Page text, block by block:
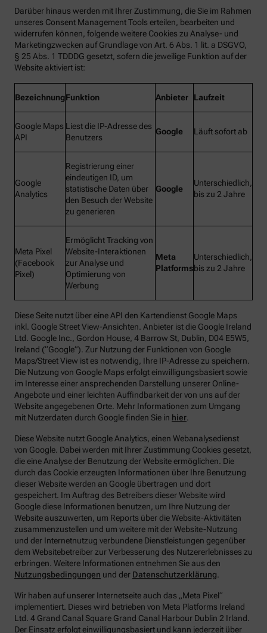
Darüber hinaus werden mit Ihrer Zustimmung, die Sie im Rahmen
unseres Consent Management Tools erteilen, bearbeiten und
widerrufen können, folgende weitere Cookies zu Analyse- und
Marketingzwecken auf Grundlage von Art. 6 Abs. 1 lit. a DSGVO,
§ 25 Abs. 1 TDDDG gesetzt, sofern die jeweilige Funktion auf der
Website aktiviert ist:
BezeichnungFunktion Anbieter Laufzeit
Google Maps
API
Liest die IP-Adresse des
Benutzers
Google Läuft sofort ab
Google
Analytics
Registrierung einer
eindeutigen ID, um
statistische Daten über
den Besuch der Website
zu generieren
Google
Unterschiedlich,
bis zu 2 Jahre
Meta Pixel
(Facebook
Pixel)
Ermöglicht Tracking von
Website-Interaktionen
zur Analyse und
Optimierung von
Werbung
Meta
Platforms
Unterschiedlich,
bis zu 2 Jahre
Diese Seite nutzt über eine API den Kartendienst Google Maps
inkl. Google Street View-Ansichten. Anbieter ist die Google Ireland
Ltd. Google Inc., Gordon House, 4 Barrow St, Dublin, D04 E5W5,
Ireland (“Google”). Zur Nutzung der Funktionen von Google
Maps/Street View ist es notwendig, Ihre IP-Adresse zu speichern.
Die Nutzung von Google Maps erfolgt einwilligungsbasiert sowie
im Interesse einer ansprechenden Darstellung unserer Online-
Angebote und einer leichten Auffindbarkeit der von uns auf der
Website angegebenen Orte. Mehr Informationen zum Umgang
mit Nutzerdaten durch Google finden Sie in hier.
Diese Website nutzt Google Analytics, einen Webanalysedienst
von Google. Dabei werden mit Ihrer Zustimmung Cookies gesetzt,
die eine Analyse der Benutzung der Website ermöglichen. Die
durch das Cookie erzeugten Informationen über Ihre Benutzung
dieser Website werden an Google übertragen und dort
gespeichert. Im Auftrag des Betreibers dieser Website wird
Google diese Informationen benutzen, um Ihre Nutzung der
Website auszuwerten, um Reports über die Website-Aktivitäten
zusammenzustellen und um weitere mit der Website-Nutzung
und der Internetnutzug verbundene Dienstleistungen gegenüber
dem Websitebetreiber zur Verbesserung des Nutzererlebnisses zu
erbringen. Weitere Informationen entnehmen Sie aus den
Nutzungsbedingungen und der Datenschutzerklärung.
Wir haben auf unserer Internetseite auch das „Meta Pixel“
implementiert. Dieses wird betrieben von Meta Platforms Ireland
Ltd. 4 Grand Canal Square Grand Canal Harbour Dublin 2 Irland.
Der Einsatz erfolgt einwilligungsbasiert und kann jederzeit über